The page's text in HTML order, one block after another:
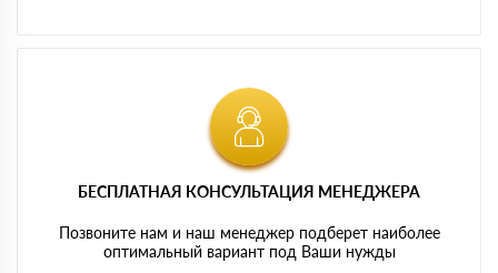
БЕСПЛАТНАЯ КОНСУЛЬТАЦИЯ МЕНЕДЖЕРА
Позвоните нам и наш менеджер подберет наиболее
оптимальный вариант под Ваши нужды